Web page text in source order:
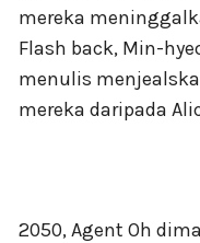
mereka
Flash back, Min-
menulis
mereka daripada
2050, Agent Oh